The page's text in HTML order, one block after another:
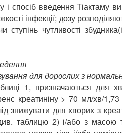
і спосіб введення Тіактаму
інфекції; дозу
ступінь чутливості
для дорослих з
1, призначаються для
креатиніну > 70 мл/хв/
знижувати для хворих з
таблицю 2) і/або з масою